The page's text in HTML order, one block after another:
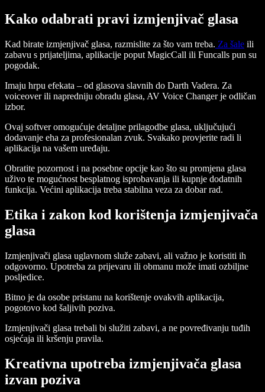
Kako odabrati pravi izmjenjivač glasa
Kad birate izmjenjivač glasa, razmislite za što vam treba. Za šale ili
zabavu s prijateljima, aplikacije poput MagicCall ili Funcalls pun su
pogodak.
Imaju hrpu efekata – od glasova slavnih do Darth Vadera. Za
voiceover ili napredniju obradu glasa, AV Voice Changer je odličan
izbor.
Ovaj softver omogućuje detaljne prilagodbe glasa, uključujući
dodavanje eha za profesionalan zvuk. Svakako provjerite radi li
aplikacija na vašem uređaju.
Obratite pozornost i na posebne opcije kao što su promjena glasa
uživo te mogućnost besplatnog isprobavanja ili kupnje dodatnih
funkcija. Većini aplikacija treba stabilna veza za dobar rad.
Etika i zakon kod korištenja izmjenjivača
glasa
Izmjenjivači glasa uglavnom služe zabavi, ali važno je koristiti ih
odgovorno. Upotreba za prijevaru ili obmanu može imati ozbiljne
posljedice.
Bitno je da osobe pristanu na korištenje ovakvih aplikacija,
pogotovo kod šaljivih poziva.
Izmjenjivači glasa trebali bi služiti zabavi, a ne povređivanju tuđih
osjećaja ili kršenju pravila.
Kreativna upotreba izmjenjivača glasa
izvan poziva